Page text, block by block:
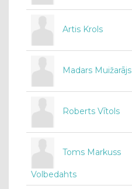
Artis Krols
Madars Muižarājs
Roberts Vītols
Toms Markuss
Volbedahts